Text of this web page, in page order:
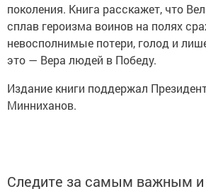
поколения. Книга расскажет, что
сплав героизма воинов на полях
невосполнимые потери, голод и
это — Вера людей в Победу.
Издание книги поддержал
Минниханов.
Следите за самым важным